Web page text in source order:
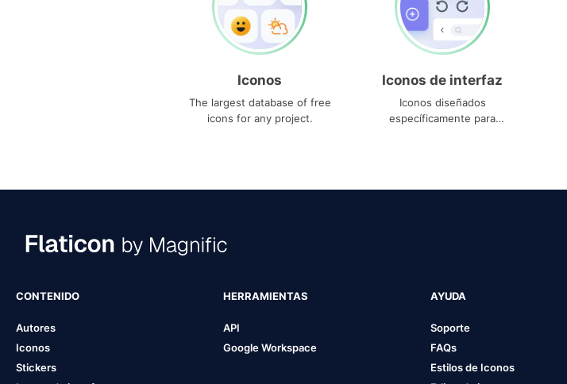
Iconos
The largest database of free
icons for any project.
Iconos de interfaz
Iconos diseñados
específicamente para
CONTENIDO
Autores
Iconos
Stickers
HERRAMIENTAS
API
Google Workspace
AYUDA
Soporte
FAQs
Estilos de Iconos